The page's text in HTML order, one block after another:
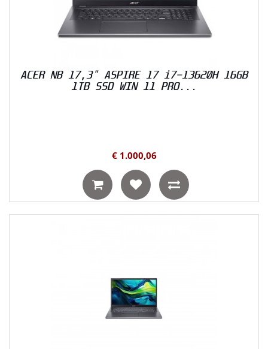
ACER NB 17,3" ASPIRE 17 i7-13620H 16GB
1TB SSD WIN 11 PRO...
€ 1.000,06